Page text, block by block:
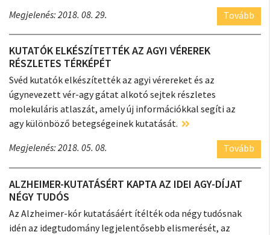
Megjelenés: 2018. 08. 29.
Tovább
KUTATÓK ELKÉSZÍTETTÉK AZ AGYI VÉREREK
RÉSZLETES TÉRKÉPÉT
Svéd kutatók elkészítették az agyi vérereket és az
úgynevezett vér-agy gátat alkotó sejtek részletes
molekuláris atlaszát, amely új információkkal segíti az
agy különböző betegségeinek kutatását.
Megjelenés: 2018. 05. 08.
Tovább
ALZHEIMER-KUTATÁSÉRT KAPTA AZ IDEI AGY-DÍJAT
NÉGY TUDÓS
Az Alzheimer-kór kutatásáért ítélték oda négy tudósnak
idén az idegtudomány legjelentősebb elismerését, az